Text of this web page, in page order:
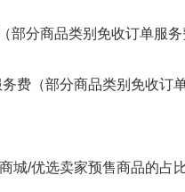
部分商品类别免收订单服
费（部分商品类别免收订
城/优选卖家预售商品的占